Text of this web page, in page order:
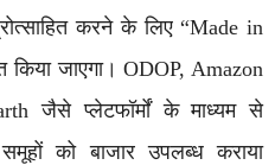
करने के लिए “Made in
किया जाएगा। ODOP, Amazon
जैसे प्लेटफॉर्मों के माध्यम से
को बाजार उपलब्ध कराया